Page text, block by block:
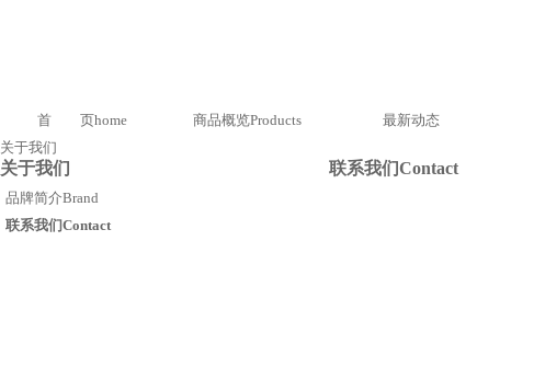
首 页home 商品概览Products 最新动态
关于我们
关于我们
品牌简介Brand
联系我们Contact
联系我们Contact